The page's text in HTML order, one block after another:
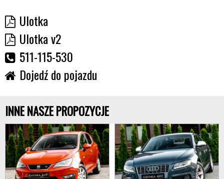
Ulotka
Ulotka v2
511-115-530
Dojedź do pojazdu
INNE NASZE PROPOZYCJE